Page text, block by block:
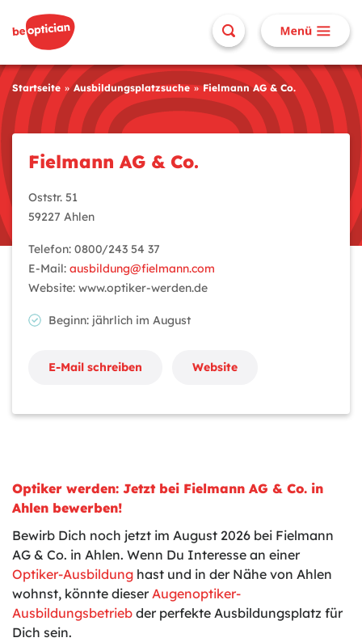
Startseite Ausbildungsplatzsuche Fielmann AG & Co.
Fielmann AG & Co.
Oststr. 51
59227 Ahlen
Telefon: 0800/243 54 37
E-Mail: ausbildung@fielmann.com
Website: www.optiker-werden.de
Beginn: jährlich im August
E-Mail schreiben Website
Optiker werden: Jetzt bei Fielmann AG & Co. in
Ahlen bewerben!
Bewirb Dich noch jetzt im August 2026 bei Fielmann
AG & Co. in Ahlen. Wenn Du Interesse an einer
Optiker-Ausbildung hast und in der Nähe von Ahlen
wohnst, könnte dieser Augenoptiker-
Ausbildungsbetrieb der perfekte Ausbildungsplatz für
Dich sein.